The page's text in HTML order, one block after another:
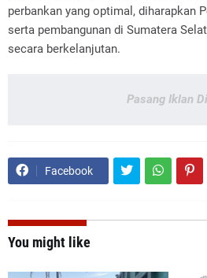
perbankan yang optimal, diharapkan
serta pembangunan di Sumatera
secara berkelanjutan.
Pasang Iklan
Facebook
You might like